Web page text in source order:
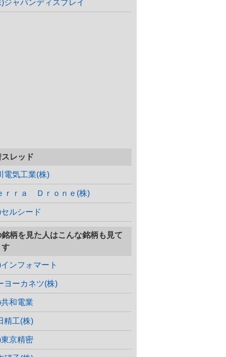
)ジャパンディスプレイ
スレッド
電気工業(株)
ｒｒａ Ｄｒｏｎｅ(株)
ルシード
銘柄を見た人はこんな銘柄も見て
す
ンフォマート
ヨーカネツ(株)
和電業
精工(株)
東京精密